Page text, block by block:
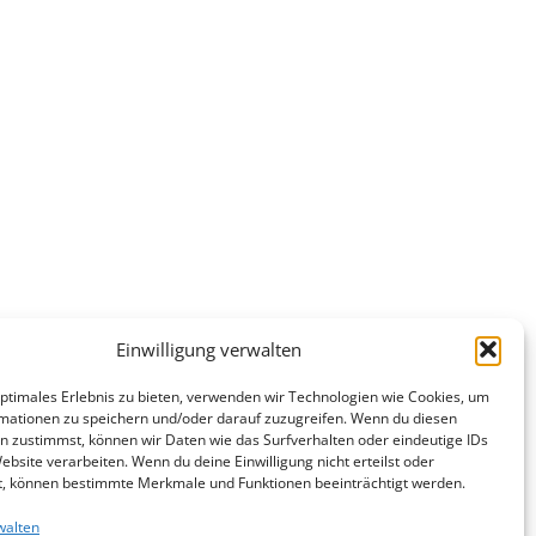
Einwilligung verwalten
Erlebnis zu bieten, verwenden wir Technologien wie Cookies, um
zu speichern und/oder darauf zuzugreifen. Wenn du diesen
zustimmst, können wir Daten wie das Surfverhalten oder eindeutige IDs
verarbeiten. Wenn du deine Einwilligung nicht erteilst oder
können bestimmte Merkmale und Funktionen beeinträchtigt werden.